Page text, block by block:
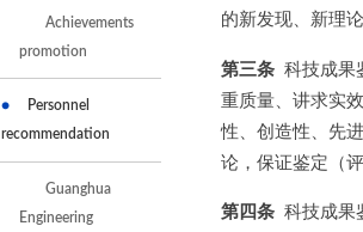
Achievements
promotion
Personnel
recommendation
Guanghua
Engineering
的新发现、新理
第三条科技成果
重质量、讲求实
性、创造性、先
论，保证鉴定（
第四条科技成果